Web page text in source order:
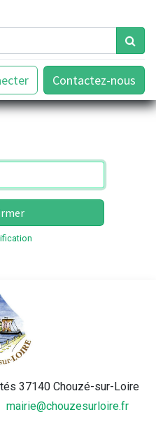
Contactez-nous
37140 Chouzé-sur-Loire
mairie@chouzesurloire.fr